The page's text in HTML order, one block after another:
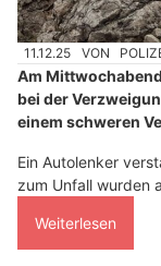
11.12.25 VON
Am
bei der
einem schweren
Ein Autolenker
zum Unfall wurden
Weiterlesen